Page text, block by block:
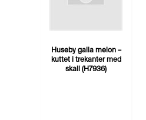
Huseby galia melon –
kuttet i trekanter med
skall (H7936)